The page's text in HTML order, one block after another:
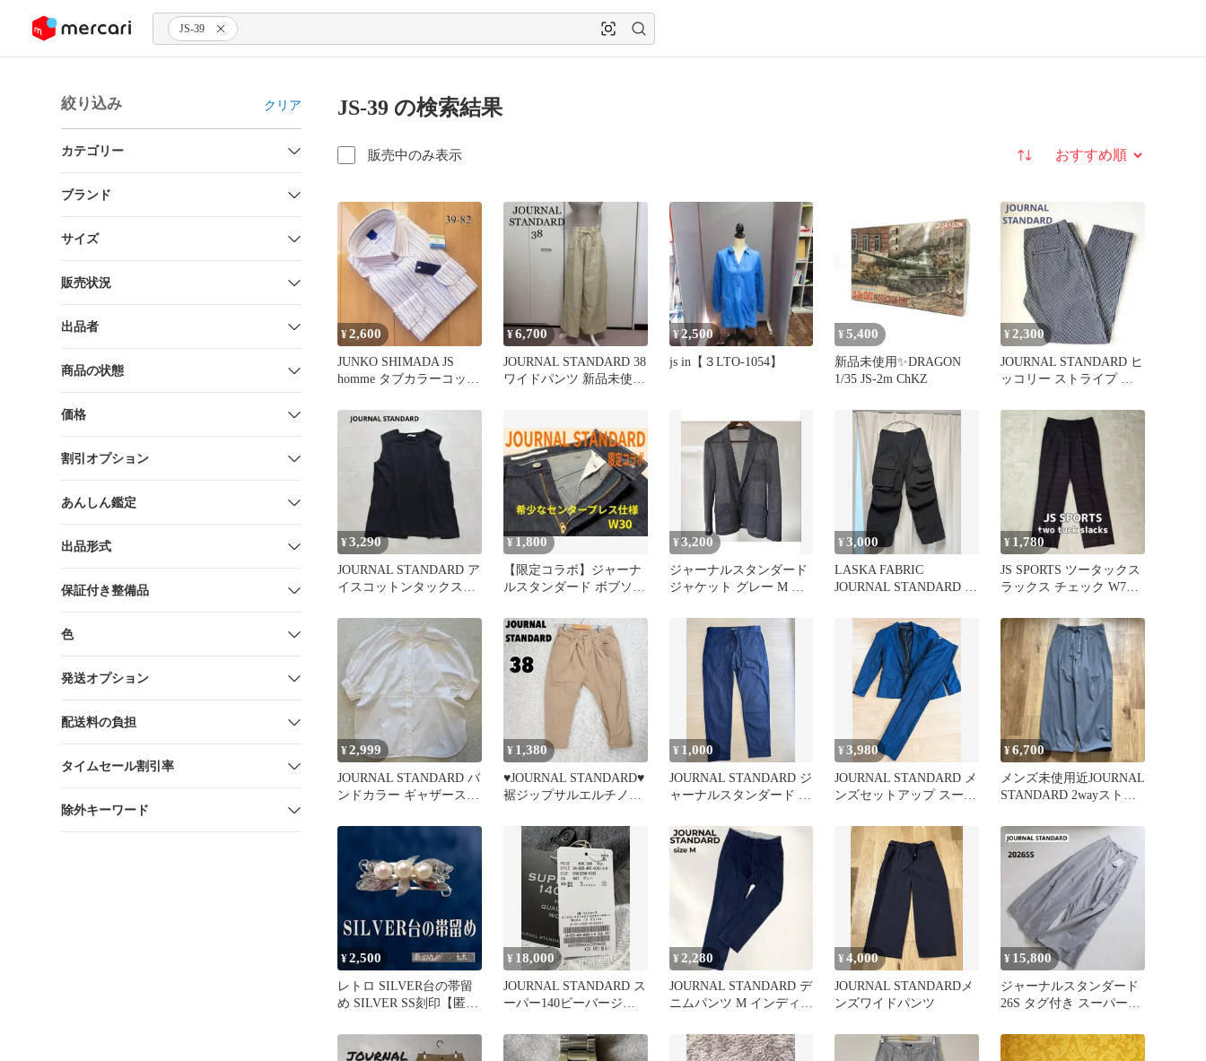
ツにスキップ JS-39
絞り込み クリア
カテゴリー
ブランド
サイズ
販売状況
出品者
商品の状態
価格
割引オプション
あんしん鑑定
出品形式
保証付き整備品
色
発送オプション
配送料の負担
タイムセール割引率
除外キーワード
JS-39 の検索結果
販売中のみ表示 並び替え
¥2,600
JUNKO SHIMADA JS
homme タブカラーコット
¥6,700
JOURNAL STANDARD 38
ワイドパンツ 新品未使用
¥2,500
js in【３LTO-1054】
¥ 5,400
新品未使用✨DRAGON
1/35 JS-2m ChKZ
¥2,300
JOURNAL STANDARD ヒ
ッコリー ストライプ デ
¥3,290
JOURNAL STANDARD ア
イスコットンタックスリ
¥ 1,800
【限定コラボ】ジャーナ
ルスタンダード ボブソン
30
¥3,200
ジャーナルスタンダード
ジャケット グレー M ウ
¥3,000
LASKA FABRIC
JOURNAL STANDARD カ
¥ 1,780
JS SPORTS ツータックス
ラックス チェック W76
¥2,999
JOURNAL STANDARD バ
ンドカラー ギャザースリ
¥ 1,380
♥JOURNAL STANDARD♥
裾ジップサルエルチノパ
¥ 1,000
JOURNAL STANDARD ジ
ャーナルスタンダード チ
¥3,980
JOURNAL STANDARD メ
ンズセットアップ スーツ
¥6,700
メンズ未使用近JOURNAL
STANDARD 2wayストレ
¥2,500
レトロ SILVER台の帯留
め SILVER SS刻印【匿名
¥ 18,000
JOURNAL STANDARD ス
ーパー140ビーバージャ
¥2,280
JOURNAL STANDARD デ
ニムパンツ M インディ
¥4,000
JOURNAL STANDARDメ
ンズワイドパンツ
¥ 15,800
ジャーナルスタンダード
26S タグ付き スーパーワ